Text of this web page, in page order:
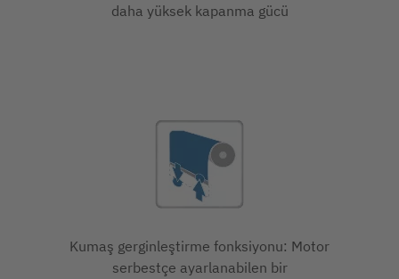
daha yüksek kapanma gücü
Kumaş gerginleştirme fonksiyonu: Motor
serbestçe ayarlanabilen bir